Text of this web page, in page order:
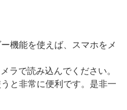
機能を使えば、スマホをメ
ラで読み込んでください。
と非常に便利です。是非一